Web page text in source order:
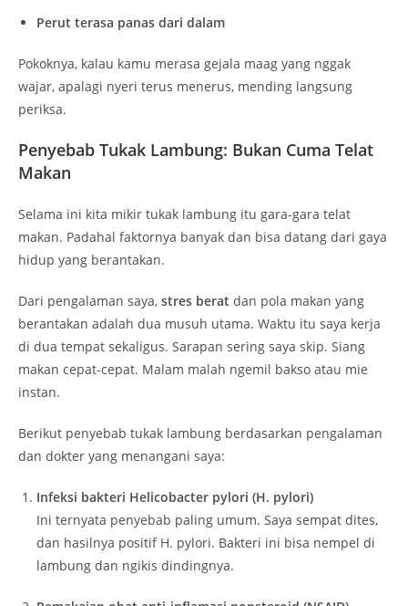
Perut terasa panas dari dalam
Pokoknya, kalau kamu merasa gejala maag yang nggak
wajar, apalagi nyeri terus menerus, mending langsung
periksa.
Penyebab Tukak Lambung: Bukan Cuma Telat
Makan
Selama ini kita mikir tukak lambung itu gara-gara telat
makan. Padahal faktornya banyak dan bisa datang dari gaya
hidup yang berantakan.
Dari pengalaman saya, stres berat dan pola makan yang
berantakan adalah dua musuh utama. Waktu itu saya kerja
di dua tempat sekaligus. Sarapan sering saya skip. Siang
makan cepat-cepat. Malam malah ngemil bakso atau mie
instan.
Berikut penyebab tukak lambung berdasarkan pengalaman
dan dokter yang menangani saya:
Infeksi bakteri Helicobacter pylori (H. pylori)
Ini ternyata penyebab paling umum. Saya sempat dites,
dan hasilnya positif H. pylori. Bakteri ini bisa nempel di
lambung dan ngikis dindingnya.